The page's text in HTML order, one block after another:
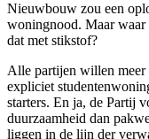
Nieuwbouw zou een
woningnood. Maar waar
dat met stikstof?
Alle partijen willen meer
expliciet
starters. En ja, de Partij
duurzaamheid dan
liggen in de lijn der